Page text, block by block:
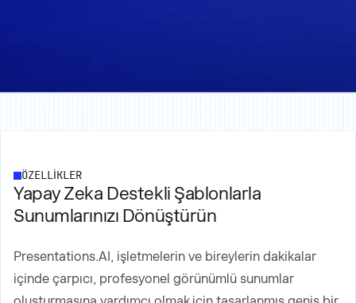
ÖZELLİKLER
Yapay Zeka Destekli Şablonlarla
Sunumlarınızı Dönüştürün
Presentations.AI, işletmelerin ve bireylerin dakikalar
içinde çarpıcı, profesyonel görünümlü sunumlar